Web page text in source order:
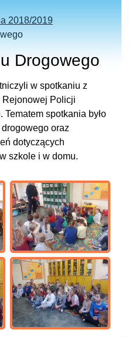
2018/2019
Drogowego
w spotkaniu z
Rejonowej Policji
spotkania było
oraz
dotyczących
szkole i w domu.